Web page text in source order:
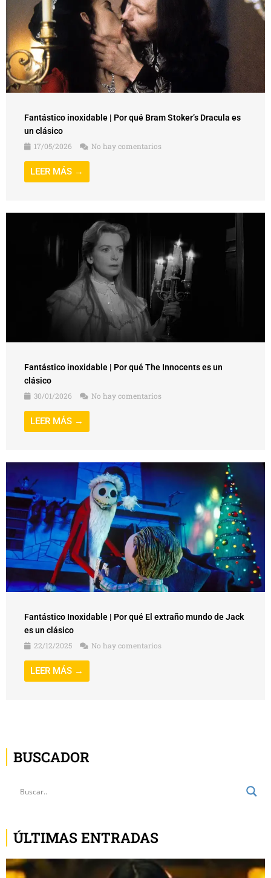
Fantástico inoxidable | Por qué Bram Stoker’s Dracula es
un clásico
17/05/2026
No hay comentarios
LEER MÁS →
Fantástico inoxidable | Por qué The Innocents es un
clásico
30/01/2026
No hay comentarios
LEER MÁS →
Fantástico Inoxidable | Por qué El extraño mundo de Jack
es un clásico
22/12/2025
No hay comentarios
LEER MÁS →
BUSCADOR
ÚLTIMAS ENTRADAS